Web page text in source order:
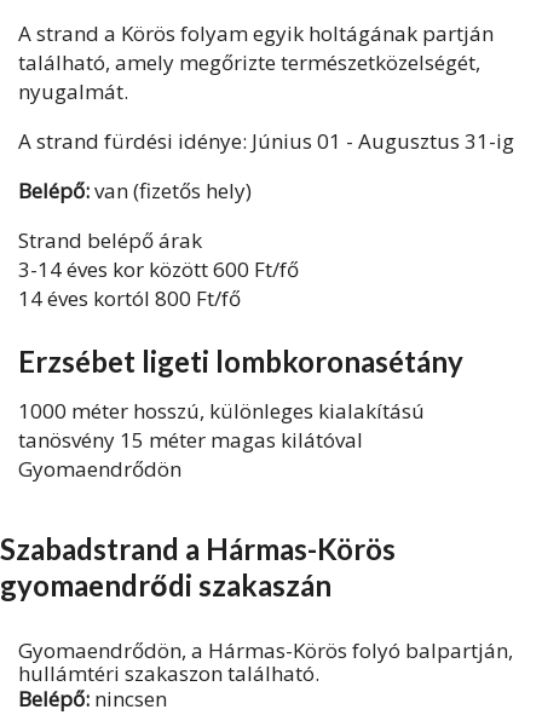
A strand a Körös folyam egyik holtágának partján
található, amely megőrizte természetközelségét,
nyugalmát.
A strand fürdési idénye: Június 01 - Augusztus 31-ig
Belépő:van (fizetős hely)
Strand belépő árak
3-14 éves kor között 600 Ft/fő
14 éves kortól 800 Ft/fő
Erzsébet ligeti lombkoronasétány
1000 méter hosszú, különleges kialakítású
tanösvény 15 méter magas kilátóval
Gyomaendrődön
Szabadstrand a Hármas-Körös
gyomaendrődi szakaszán
Gyomaendrődön, a Hármas-Körös folyó balpartján,
hullámtéri szakaszon található.
Belépő: nincsen